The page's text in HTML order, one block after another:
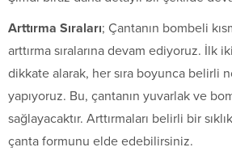
Arttırma Sıraları; Çantanın bombeli
arttırma sıralarına devam ediyoruz. İlk
dikkate alarak, her sıra boyunca belirli
yapıyoruz. Bu, çantanın yuvarlak ve
sağlayacaktır. Arttırmaları belirli bir
çanta formunu elde edebilirsiniz.